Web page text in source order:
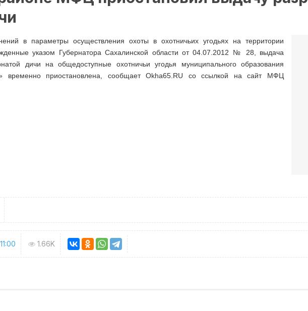
в параметры осуществления охоты в охотничьих угодьях на территории
указом Губернатора Сахалинской области от 04.07.2012 № 28, выдача
дичи на общедоступные охотничьи угодья муниципального образования
временно приостановлена, сообщает Okha65.RU со ссылкой на сайт МФЦ
11:00 1.66K